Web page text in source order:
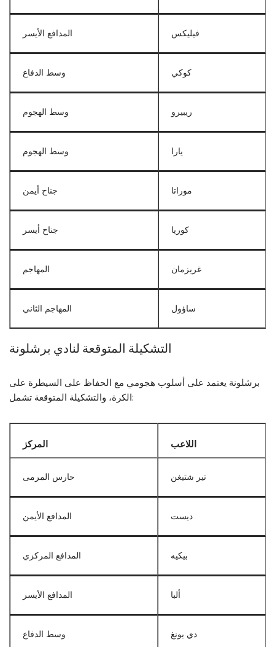
المدافع الأيسر فيليكس
وسط الدفاع كوكي
وسط الهجوم ريبيرو
وسط الهجوم يارا
جناح أيمن موراتا
جناح أيسر كوريا
المهاجم غريزمان
المهاجم الثاني ساؤول
التشكيلة المتوقعة لنادي برشلونة
برشلونة يعتمد على أسلوب هجومي مع الحفاظ على السيطرة على
الكرة، والتشكيلة المتوقعة تشمل:
المركز اللاعب
حارس المرمى تير شتيغن
المدافع الأيمن ديست
المدافع المركزي بيكيه
المدافع الأيسر ألبا
وسط الدفاع دي يونغ